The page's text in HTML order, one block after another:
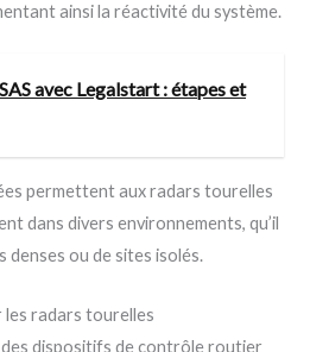
ainsi la réactivité du système.
avec Legalstart : étapes et
permettent aux radars tourelles
dans divers environnements, qu’il
denses ou de sites isolés.
radars tourelles
dispositifs de contrôle routier